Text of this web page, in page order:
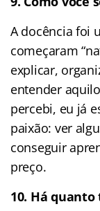
A docência foi
começaram
explicar,
entender
percebi, eu já
paixão: ver
conseguir
preço.
10. Há quanto